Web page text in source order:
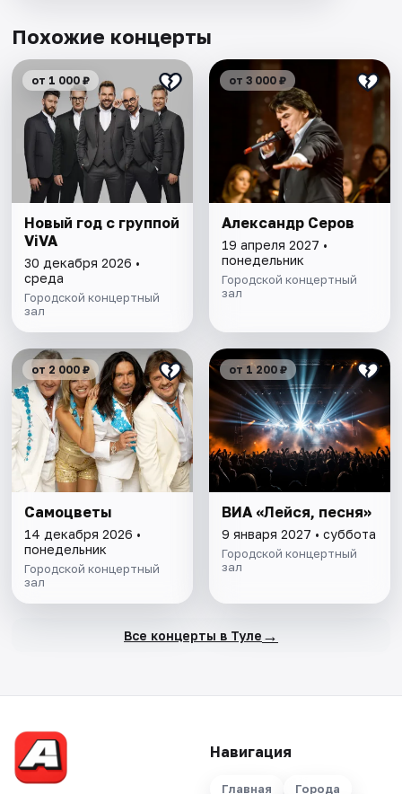
Похожие концерты
от 1 000 ₽
Новый год с группой
ViVA
30 декабря 2026 •
среда
Городской концертный
зал
от 3 000 ₽
Александр Серов
19 апреля 2027 •
понедельник
Городской концертный
зал
от 2 000 ₽
Самоцветы
14 декабря 2026 •
понедельник
Городской концертный
зал
от 1 200 ₽
ВИА «Лейся, песня»
9 января 2027 • суббота
Городской концертный
зал
Все концерты в Туле →
Навигация
Главная Города